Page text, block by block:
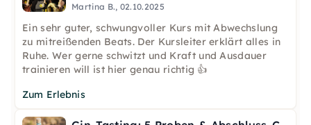
Martina B., 02.10.2025
Ein sehr guter, schwungvoller Kurs mit Abwechslung
zu mitreißenden Beats. Der Kursleiter erklärt alles in
Ruhe. Wer gerne schwitzt und Kraft und Ausdauer
trainieren will ist hier genau richtig 👍
Zum Erlebnis